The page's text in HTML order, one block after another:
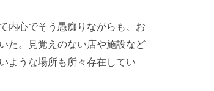
内心でそう愚痴りながらも、お
た。見覚えのない店や施設など
ような場所も所々存在してい